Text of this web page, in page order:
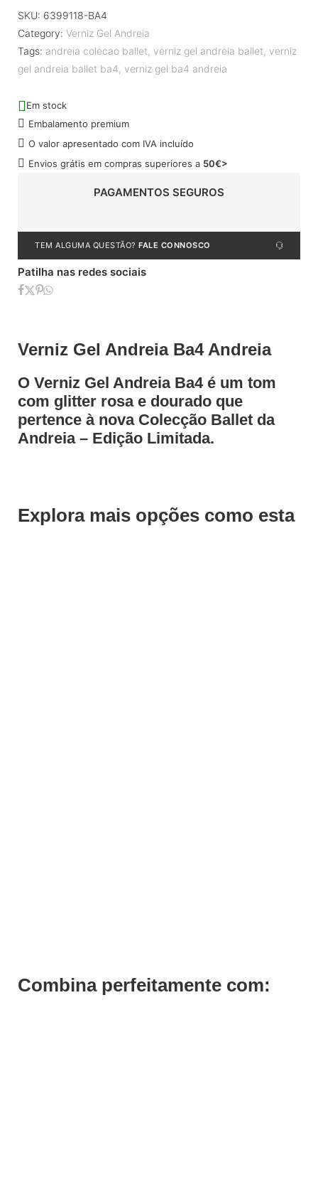
SKU: 6399118-BA4
Category: Verniz Gel Andreia
Tags: andreia colecao ballet, verniz gel andreia ballet, verniz
gel andreia ballet ba4, verniz gel ba4 andreia
Em stock
Embalamento premium
O valor apresentado com IVA incluído
Envios grátis em compras superiores a 50€>
PAGAMENTOS SEGUROS
TEM ALGUMA QUESTÃO? FALE CONNOSCO
Patilha nas redes sociais
Verniz Gel Andreia Ba4 Andreia
O Verniz Gel Andreia Ba4 é um tom
com glitter rosa e dourado que
pertence à nova Colecção Ballet da
Andreia – Edição Limitada.
Explora mais opções como esta
Combina perfeitamente com: